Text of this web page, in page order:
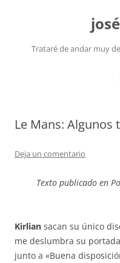
Trataré de andar muy
Le Mans: Algunos
Deja un comentario
Texto publicado en
Kirlian sacan su único
me deslumbra su
junto a «Buena